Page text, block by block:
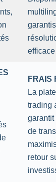
FRAIS
La
trading
garantit
de
retour